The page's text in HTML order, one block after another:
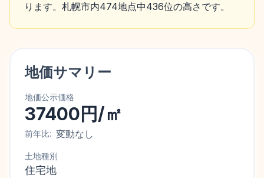
ります。札幌市内474地点中436位の高さです。
地価サマリー
地価公示価格
37400円/㎡
前年比: 変動なし
土地種別
住宅地